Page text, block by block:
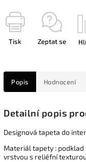
Tisk Zeptat se
Popis Hodnocení
Detailní popis
Designová tapeta do
Materiál tapety :
vrstvou s reliéfní